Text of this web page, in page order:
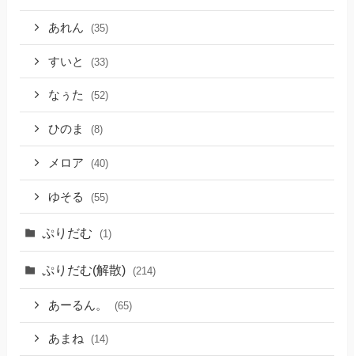
あれん (35)
すいと (33)
なぅた (52)
ひのま (8)
メロア (40)
ゆそる (55)
ぷりだむ (1)
ぷりだむ(解散) (214)
あーるん。 (65)
あまね (14)